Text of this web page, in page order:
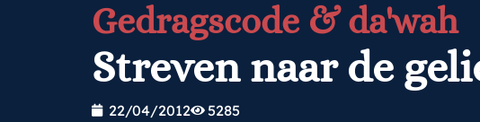
Gedragscode & da'wah
Streven naar de
22/04/2012 5285